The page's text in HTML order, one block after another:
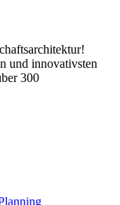
und innovativsten
300